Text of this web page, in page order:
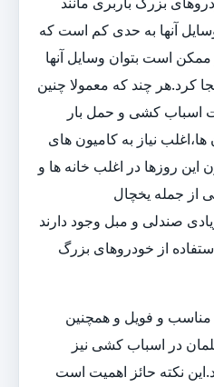
وسایل آنها به حدی کم است که
ممکن است بتوان وسایل آنها
کرد.هر چند که معمولا چنین
اسباب کشی و حمل بار
نیاز به کامیون های
روزها در اغلب خانه ها و
از جمله یخچال
صندلی و مبل وجود دارند
از خودروهای بزرگ
مناسب و فویل و همچنین
در اسباب کشی نیز
نکته حائز اهمیت است